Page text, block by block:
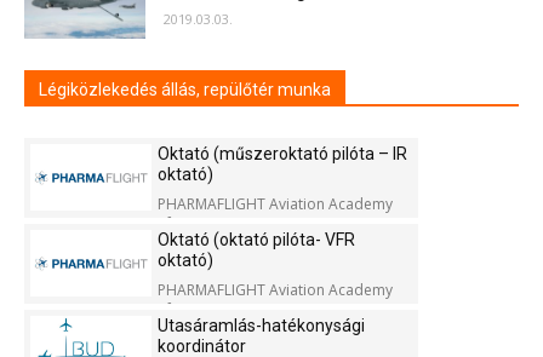
2019.03.03.
Légiközlekedés állás, repülőtér munka
Oktató (műszeroktató pilóta – IR
oktató)
PHARMAFLIGHT Aviation Academy
Kft.
Oktató (oktató pilóta- VFR
oktató)
PHARMAFLIGHT Aviation Academy
Kft.
Utasáramlás-hatékonysági
koordinátor